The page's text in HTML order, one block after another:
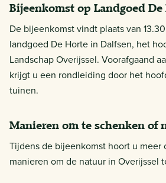
Bijeenkomst op Landgoed De
De bijeenkomst vindt plaats van
landgoed De Horte in Dalfsen, het
Landschap Overijssel. Voorafgaand
krijgt u een rondleiding door het
tuinen.
Manieren om te schenken of
Tijdens de bijeenkomst hoort u meer
manieren om de natuur in Overijssel